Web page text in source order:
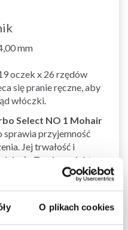
O plikach cookies
mm
oczek x 26 rzędów
się pranie ręczne, aby
włóczki.
Select NO 1 Mohair
sprawia przyjemność
Jej trwałość i
że Twoje projekty
ulubieńcami.
która obiecuje